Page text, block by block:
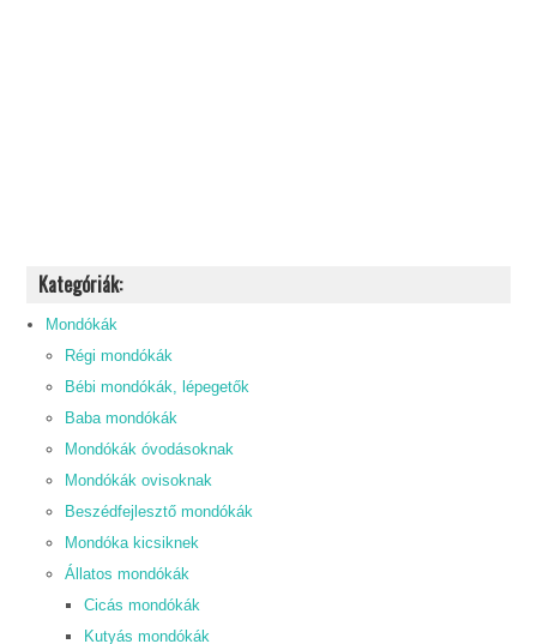
Kategóriák:
Mondókák
Régi mondókák
Bébi mondókák, lépegetők
Baba mondókák
Mondókák óvodásoknak
Mondókák ovisoknak
Beszédfejlesztő mondókák
Mondóka kicsiknek
Állatos mondókák
Cicás mondókák
Kutyás mondókák